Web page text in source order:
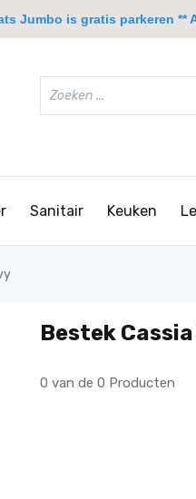
Sanitair Keuken
Bestek
0 van de 0 Producten
Jumbo is gratis parkeren **